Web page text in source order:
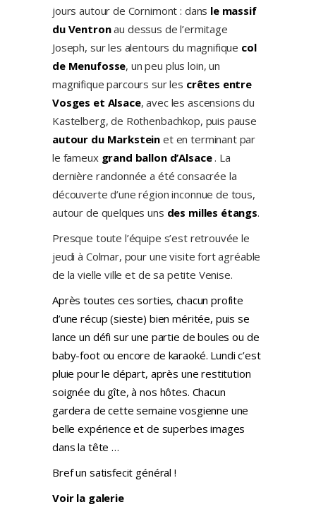
jours autour de Cornimont : dans le massif
du Ventronau dessus de l’ermitage
Joseph, sur les alentours du magnifique col
de Menufosse, un peu plus loin, un
magnifique parcours sur les crêtes entre
Vosges et Alsace, avec les ascensions du
Kastelberg, de Rothenbachkop, puis pause
autour du Markstein et en terminant par
le fameux grand ballon d’Alsace. La
dernière randonnée a été consacrée la
découverte d’une région inconnue de tous,
autour de quelques uns des milles étangs.
Presque toute l’équipe s’est retrouvée le
jeudi à Colmar, pour une visite fort agréable
de la vielle ville et de sa petite Venise.
Après toutes ces sorties, chacun profite
d’une récup (sieste) bien méritée, puis se
lance un défi sur une partie de boules ou de
baby-foot ou encore de karaoké. Lundi c’est
pluie pour le départ, après une restitution
soignée du gîte, à nos hôtes. Chacun
gardera de cette semaine vosgienne une
belle expérience et de superbes images
dans la tête …
Bref un satisfecit général !
Voir la galerie